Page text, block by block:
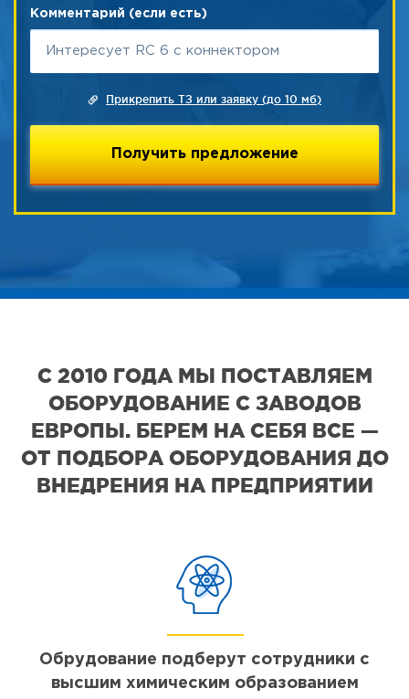
Комментарий (если есть)
Прикрепить ТЗ или заявку (до 10 мб)
С 2010 ГОДА МЫ ПОСТАВЛЯЕМ
ОБОРУДОВАНИЕ С ЗАВОДОВ
ЕВРОПЫ. БЕРЕМ НА СЕБЯ ВСЕ —
ОТ ПОДБОРА ОБОРУДОВАНИЯ ДО
ВНЕДРЕНИЯ НА ПРЕДПРИЯТИИ
Обрудование подберут сотрудники с
высшим химическим образованием